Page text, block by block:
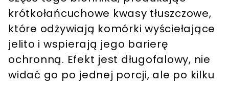
krótkołańcuchowe kwasy tłuszczowe,
które odżywiają komórki wyściełające
jelito i wspierają jego barierę
ochronną. Efekt jest długofalowy, nie
widać go po jednej porcji, ale po kilku